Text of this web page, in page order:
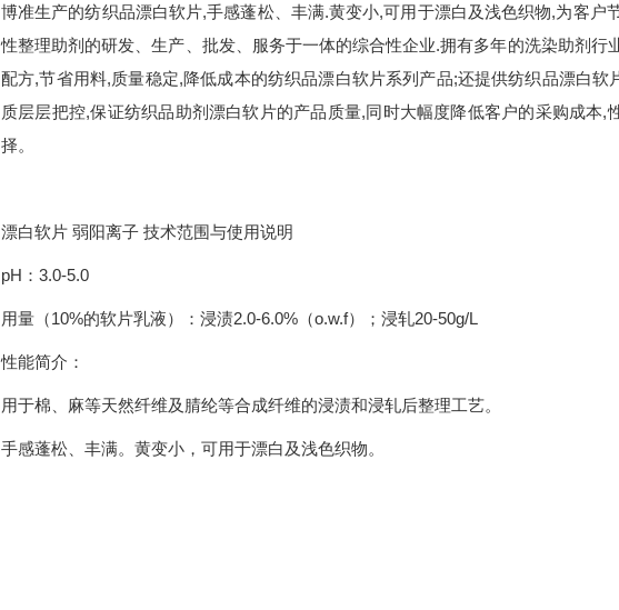
博准生产的纺织品漂白软片,手感蓬松、丰满.黄变小,可用于漂白及浅色织物,为客户
性整理助剂的研发、生产、批发、服务于一体的综合性企业.拥有多年的洗染助剂
配方,节省用料,质量稳定,降低成本的纺织品漂白软片系列产品;还提供纺织品漂白
质层层把控,保证纺织品助剂漂白软片的产品质量,同时大幅度降低客户的采购成本
择。
漂白软片 弱阳离子 技术范围与使用说明
pH：3.0-5.0
用量（10%的软片乳液）：浸渍2.0-6.0%（o.w.f）；浸轧20-50g/L
性能简介：
用于棉、麻等天然纤维及腈纶等合成纤维的浸渍和浸轧后整理工艺。
手感蓬松、丰满。黄变小，可用于漂白及浅色织物。